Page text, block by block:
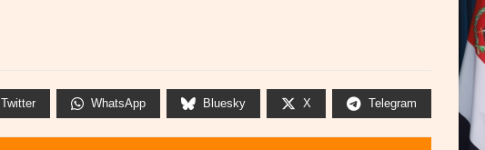
Twitter WhatsApp Bluesky X Telegram